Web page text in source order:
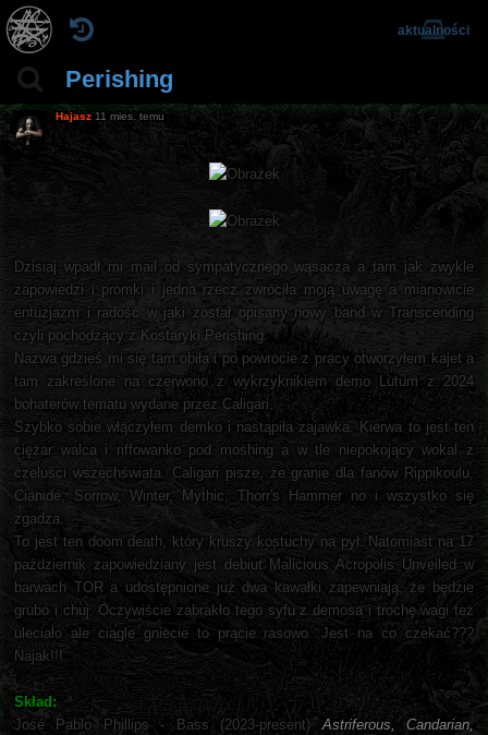
Perishing
aktualności
Hajasz 11 mies. temu
Dzisiaj wpadł mi mail od sympatycznego wąsacza a tam jak zwykle
zapowiedzi i promki i jedna rzecz zwróciła moją uwagę a mianowicie
entuzjazm i radość w jaki został opisany nowy band w Transcending
czyli pochodzący z Kostaryki Perishing.
Nazwa gdzieś mi się tam obiła i po powrocie z pracy otworzyłem kajet a
tam zakreślone na czerwono z wykrzyknikiem demo Lutum z 2024
bohaterów tematu wydane przez Caligari.
Szybko sobie włączyłem demko i nastąpiła zajawka. Kierwa to jest ten
ciężar walca i riffowanko pod moshing a w tle niepokojący wokal z
czeluści wszechświata. Caligari pisze, że granie dla fanów Rippikoulu,
Cianide, Sorrow, Winter, Mythic, Thorr's Hammer no i wszystko się
zgadza.
To jest ten doom death, który kruszy kostuchy na pył. Natomiast na 17
październik zapowiedziany jest debiut Malicious Acropolis Unveiled w
barwach TOR a udostępnione już dwa kawałki zapewniają, że będzie
grubo i chuj. Oczywiście zabrakło tego syfu z demosa i trochę wagi też
uleciało ale ciągle gniecie to prącie rasowo. Jest na co czekać???
Najak!!!
Skład:
José Pablo Phillips - Bass (2023-present)Astriferous, Candarian,